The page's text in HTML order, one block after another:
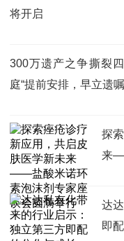
将开启
300万遗产之争撕裂
庭“提前安排，早立遗
探
来
达
即